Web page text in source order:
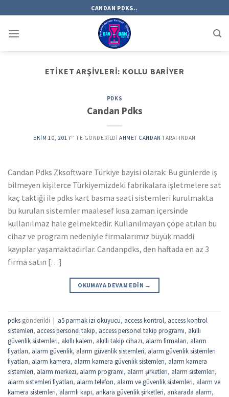
to
content
CANDAN PDKS..
ETIKET ARŞIVLERI: KOLLU BARIYER
PDKS
Candan Pdks
EKIM 10, 2017’' TE GÖNDERILDI AHMET CANDAN TARAFINDAN
Candan Pdks Zksoftware Türkiye bayisi olarak: Bu günlerde iş
bilmeyen kişilerce Türkiyemizdeki fabrikalara işletmelere sat
kaç taktiği ile pdks kart basma saati sistemleri kurulmakta
bu kurulan sistemler maalesef kısa zaman içersinde
kullanılmaz hale gelmektedir. Kullanılmayan çöpe atılan bu
cihaz ve program nedeniyle firmalarımız büyük maddi
kayıplar yaşamaktadırlar. Candanpdks, den haftada en az 3
firma satın […]
OKUMAYA DEVAM EDIN →
pdks gönderildi | a5 parmak izi okuyucu, access kontrol, access kontrol
sistemleri, access personel takip, access personel takip programı, akıllı
güvenlik sistemleri, akıllı kalem, akıllı takip cihazı, alarm firmaları, alarm
fiyatları, alarm güvenlik, alarm güvenlik sistemleri, alarm güvenlik sistemleri
fiyatları, alarm kamera, alarm kamera güvenlik sistemleri, alarm kamera
sistemleri, alarm merkezi, alarm programı, alarm şirketleri, alarm sistemleri,
alarm sistemleri fiyatları, alarm telefon, alarm ve güvenlik sistemleri, alarm ve
kamera sistemleri, alarmlı kapı, ankara güvenlik şirketleri, ankarada alarm,